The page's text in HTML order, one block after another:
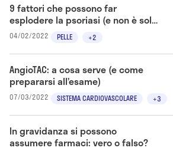
PELLE +2
9 fattori che possono far
esplodere la psoriasi (e non è solo
genetica)
04/02/2022
SISTEMA CARDIOVASCOLARE +3
AngioTAC: a cosa serve (e come
prepararsi all’esame)
07/03/2022
In gravidanza si possono
assumere farmaci: vero o falso?